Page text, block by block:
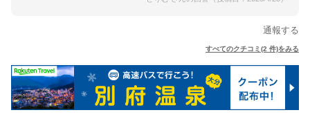
通報する
すべてのクチコミ(2 件)をみる